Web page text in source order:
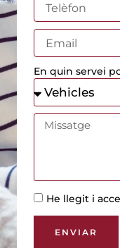
En quin servei
He llegit i
ENVIAR